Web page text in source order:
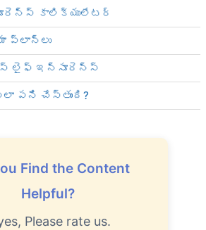
కాలిక్యులేటర్
ప్లాన్‌లు
లైఫ్ ఇన్సూరెన్స్
పని చేస్తుంది?
Find the Content
Helpful?
Please rate us.